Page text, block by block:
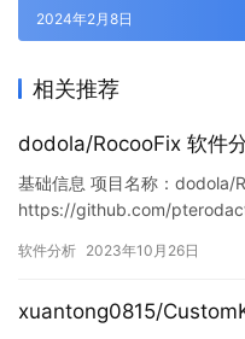
2024年2月8日
相关推荐
dodola/RocooFix 软件
基础信息 项目名称：dodola/
https://github.com/
0128/
软件分析 2023年10月26日
xuantong0815/